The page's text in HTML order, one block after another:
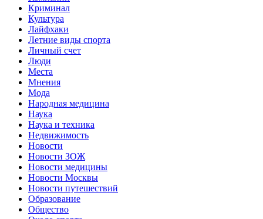
Криминал
Культура
Лайфхаки
Летние виды спорта
Личный счет
Люди
Места
Мнения
Мода
Народная медицина
Наука
Наука и техника
Недвижимость
Новости
Новости ЗОЖ
Новости медицины
Новости Москвы
Новости путешествий
Образование
Общество